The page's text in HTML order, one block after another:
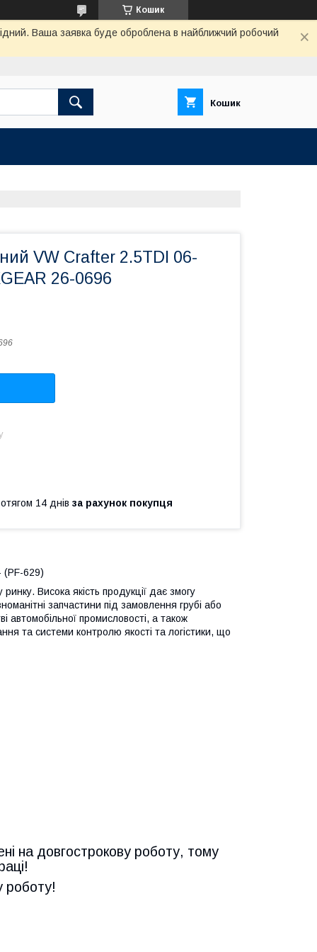
Кошик
Ваша заявка буде оброблена в найближчий робочий
Кошик
VW Crafter 2.5TDI 06-
26-0696
14 днів за рахунок покупця
(PF-629)
Висока якість продукції дає змогу
запчастини під замовлення грубі або
автомобільної промисловості, а також
та системи контролю якості та логістики, що
на довгострокову роботу, тому
роботу!